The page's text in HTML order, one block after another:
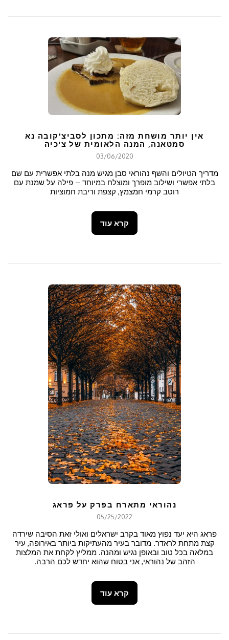
אין יותר מושחת מזה: מתכון לסביצ'קובה נא
סמטאנה, המנה הלאומית של צ'כיה
03/06/2020
מדריך הטיולים והשף נהוראי סבן מגיש מנה בלתי אפשרית עם שם
בלתי אפשרי ושילוב מופרך ומוצלח במיוחד – פילה על שמנת עם
רוטב קרמי חמצמץ, קצפת וריבת חמוציות
קרא עוד
נהוראי מתארח בפרק על פראג
05/25/2022
פראג היא יעד נפוץ מאוד בקרב ישראלים ואולי זאת הסיבה שירדה
קצת מתחת לראדר. מדובר בעיר מהעתיקות ביותר באירופה, עיר
במלאה בכל טוב ובאופן נגיש ומהנה. ממליץ לקחת את המלצות
הזהב של נהוראי, אני בטוח שהוא יחדש לכם הרבה.
קרא עוד